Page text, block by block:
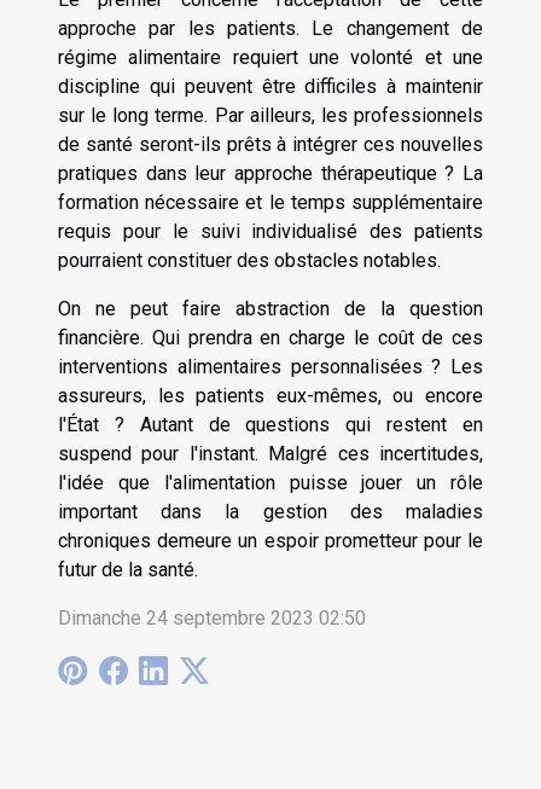
approche par les patients. Le changement de
régime alimentaire requiert une volonté et une
discipline qui peuvent être difficiles à maintenir
sur le long terme. Par ailleurs, les professionnels
de santé seront-ils prêts à intégrer ces nouvelles
pratiques dans leur approche thérapeutique ? La
formation nécessaire et le temps supplémentaire
requis pour le suivi individualisé des patients
pourraient constituer des obstacles notables.
On ne peut faire abstraction de la question
financière. Qui prendra en charge le coût de ces
interventions alimentaires personnalisées ? Les
assureurs, les patients eux-mêmes, ou encore
l'État ? Autant de questions qui restent en
suspend pour l'instant. Malgré ces incertitudes,
l'idée que l'alimentation puisse jouer un rôle
important dans la gestion des maladies
chroniques demeure un espoir prometteur pour le
futur de la santé.
Dimanche 24 septembre 2023 02:50